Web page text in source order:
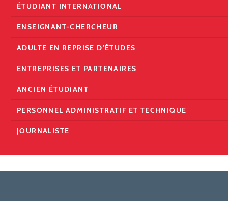
ÉTUDIANT INTERNATIONAL
ENSEIGNANT-CHERCHEUR
ADULTE EN REPRISE D'ÉTUDES
ENTREPRISES ET PARTENAIRES
ANCIEN ÉTUDIANT
PERSONNEL ADMINISTRATIF ET TECHNIQUE
JOURNALISTE